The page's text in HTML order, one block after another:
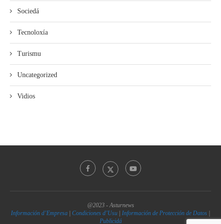
Sociedá
Tecnoloxía
Turismu
Uncategorized
Vidios
@2023 - Asturnews
Información d’Empresa | Condiciones d’Usu | Información de Protección de Datos |
Publicidá